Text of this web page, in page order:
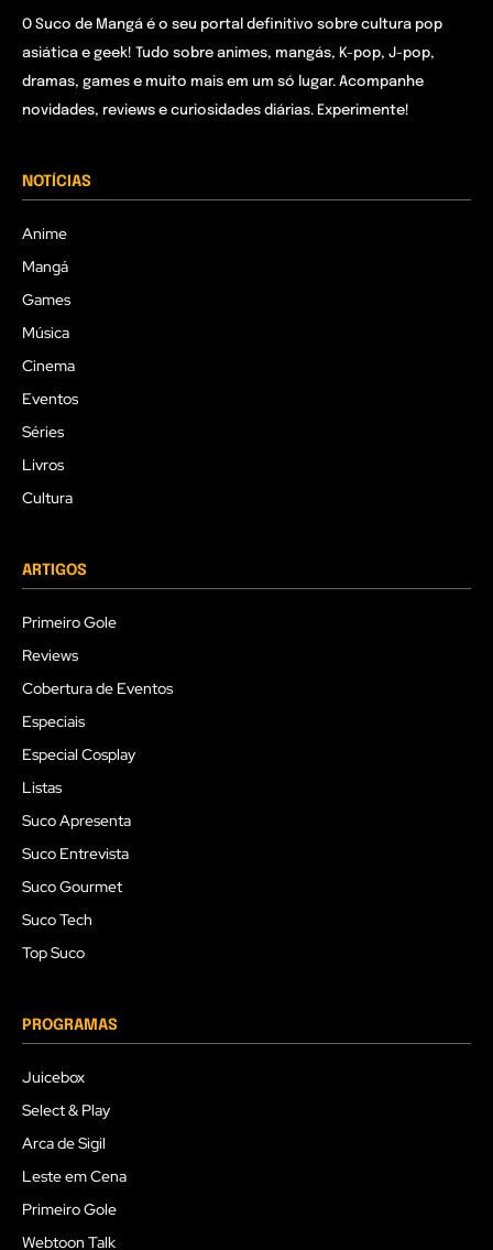
O Suco de Mangá é o seu portal definitivo sobre cultura pop
asiática e geek! Tudo sobre animes, mangás, K-pop, J-pop,
dramas, games e muito mais em um só lugar. Acompanhe
novidades, reviews e curiosidades diárias. Experimente!
NOTÍCIAS
Anime
Mangá
Games
Música
Cinema
Eventos
Séries
Livros
Cultura
ARTIGOS
Primeiro Gole
Reviews
Cobertura de Eventos
Especiais
Especial Cosplay
Listas
Suco Apresenta
Suco Entrevista
Suco Gourmet
Suco Tech
Top Suco
PROGRAMAS
Juicebox
Select & Play
Arca de Sigil
Leste em Cena
Primeiro Gole
Webtoon Talk